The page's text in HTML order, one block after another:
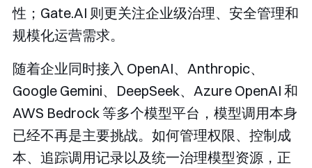
性；Gate.AI 则更关注企业级治理、安全管理和
规模化运营需求。
随着企业同时接入 OpenAI、Anthropic、
Google Gemini、DeepSeek、Azure OpenAI 和
AWS Bedrock 等多个模型平台，模型调用本身
已经不再是主要挑战。如何管理权限、控制成
本、追踪调用记录以及统一治理模型资源，正